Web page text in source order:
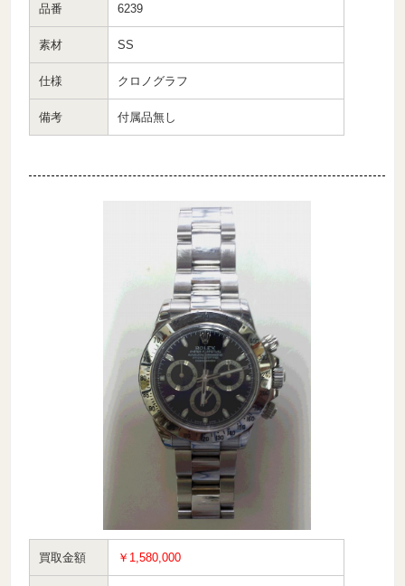
品番 6239
素材 SS
仕様 クロノグラフ
備考 付属品無し
買取金額 ￥1,580,000